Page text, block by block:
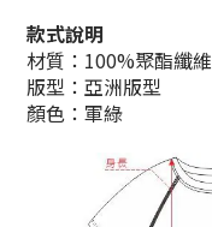
款式說明
材質：100%聚酯纖維
版型：亞洲版型
顏色：軍綠